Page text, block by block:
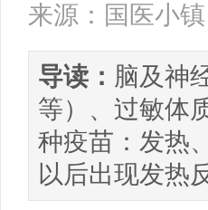
来源：国医小镇
导读： 脑及神
等）、过敏体
种疫苗：发热
以后出现发热